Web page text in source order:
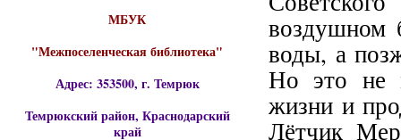
воздушном
воды, а
Но это не
жизни и
Лётчик
МБУК
"Межпоселенческая библиотека"
Адрес: 353500, г. Темрюк
Темрюкский район, Краснодарский
край